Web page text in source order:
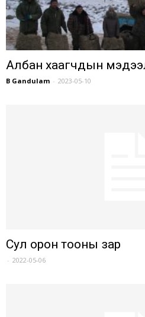
Албан хаагчдын
B Gandulam - 2023-05-10
Сул орон тооны зар
- 2022-05-06